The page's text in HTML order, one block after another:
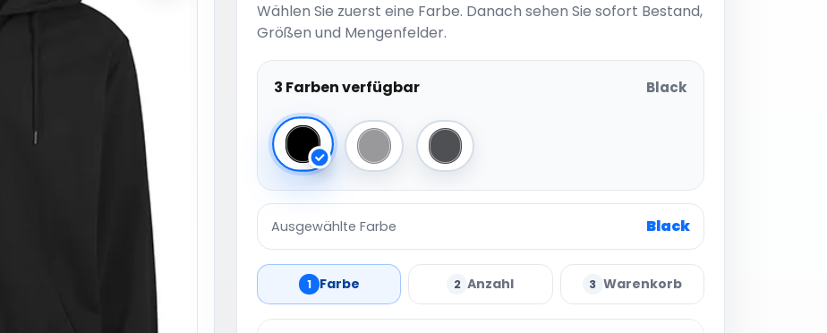
Wählen Sie zuerst eine Farbe. Danach sehen Sie sofort Bestand,
Größen und Mengenfelder.
3 Farben verfügbar Black
Black Heather GreyCharcoal (Heather)
Ausgewählte Farbe Black
1 Farbe 2 Anzahl 3 Warenkorb